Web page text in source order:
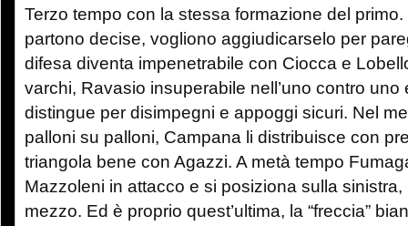
Terzo tempo con la stessa formazione del
partono decise, vogliono aggiudicarselo per
difesa diventa impenetrabile con Ciocca e
varchi, Ravasio insuperabile nell’uno contro uno
distingue per disimpegni e appoggi sicuri. Nel
palloni su palloni, Campana li distribuisce con
triangola bene con Agazzi. A metà tempo
Mazzoleni in attacco e si posiziona sulla
mezzo. Ed è proprio quest’ultima, la “freccia”